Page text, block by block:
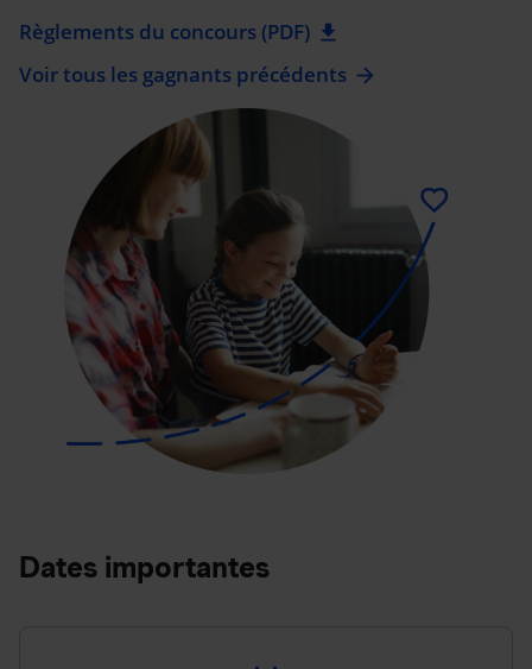
Règlements du concours (PDF) download
Voir tous les gagnants précédents arrow_forward
Dates importantes